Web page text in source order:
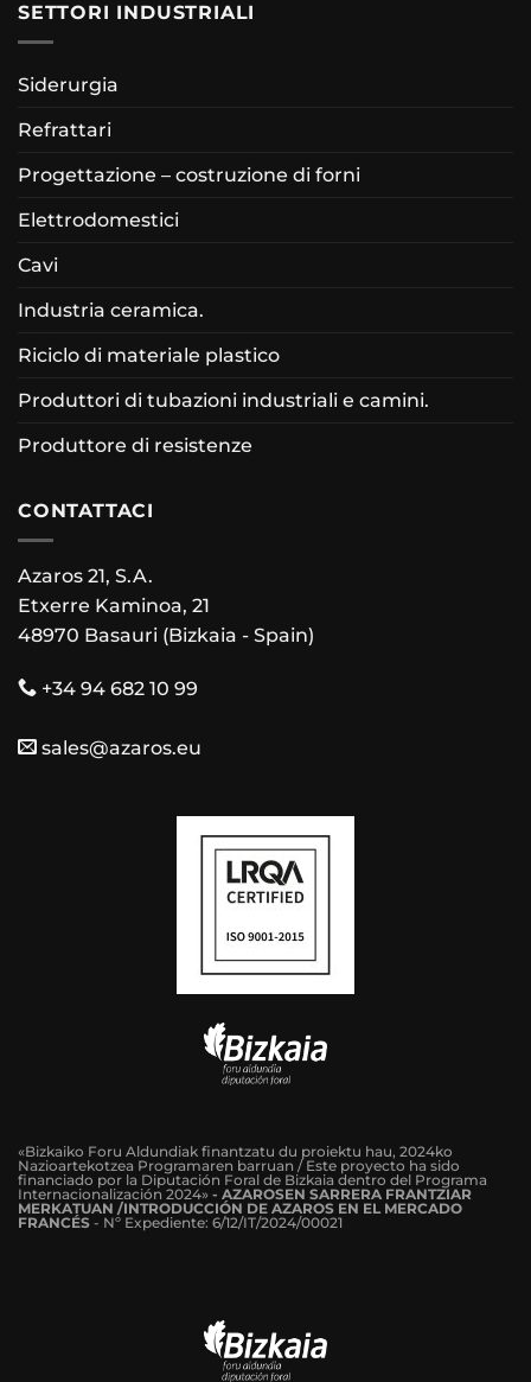
SETTORI INDUSTRIALI
Siderurgia
Refrattari
Progettazione – costruzione di forni
Elettrodomestici
Cavi
Industria ceramica.
Riciclo di materiale plastico
Produttori di tubazioni industriali e camini.
Produttore di resistenze
CONTATTACI
Azaros 21, S.A.
Etxerre Kaminoa, 21
48970 Basauri (Bizkaia - Spain)
+34 94 682 10 99
sales@azaros.eu
«Bizkaiko Foru Aldundiak finantzatu du proiektu hau, 2024ko
Nazioartekotzea Programaren barruan / Este proyecto ha sido
financiado por la Diputación Foral de Bizkaia dentro del Programa
Internacionalización 2024» - AZAROSEN SARRERA FRANTZIAR
MERKATUAN /INTRODUCCIÓN DE AZAROS EN EL MERCADO
FRANCÉS - Nº Expediente: 6/12/IT/2024/00021